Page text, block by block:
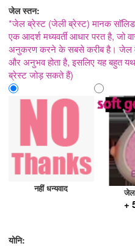
जेल स्तन:
*जेल ब्रेस्ट (जेली ब्रेस्ट) मानक
एक आदर्श मध्यवर्ती आधार परत है, जो
अनुकरण करने के सबसे करीब है। जेल में
और अनुभव होता है, इसलिए यह बहुत
ब्रेस्ट जोड़ सकते हैं)
नहीं धन्यवाद
+
योनि: